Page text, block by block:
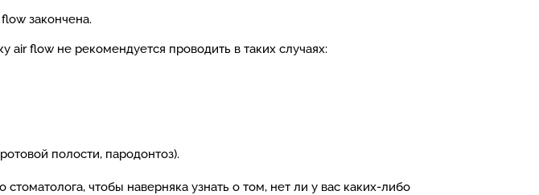
закончена.
air flow не рекомендуется проводить в таких случаях:
полости, пародонтоз).
чтобы наверняка узнать о том, нет ли у вас каких-либо